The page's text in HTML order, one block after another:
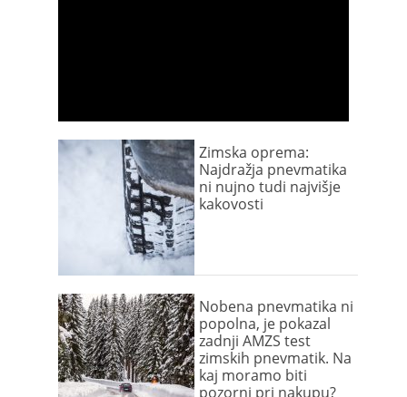
Zimska oprema:
Najdražja pnevmatika
ni nujno tudi najvišje
kakovosti
Nobena pnevmatika ni
popolna, je pokazal
zadnji AMZS test
zimskih pnevmatik. Na
kaj moramo biti
pozorni pri nakupu?